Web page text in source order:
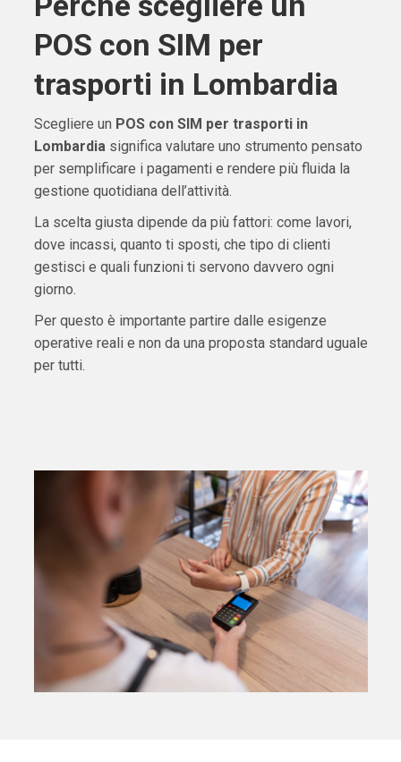
POS con SIM per
trasporti in Lombardia
Scegliere un POS con SIM per trasporti in
Lombardiasignifica valutare uno strumento pensato
per semplificare i pagamenti e rendere più fluida la
gestione quotidiana dell’attività.
La scelta giusta dipende da più fattori: come lavori,
dove incassi, quanto ti sposti, che tipo di clienti
gestisci e quali funzioni ti servono davvero ogni
giorno.
Per questo è importante partire dalle esigenze
operative reali e non da una proposta standard uguale
per tutti.